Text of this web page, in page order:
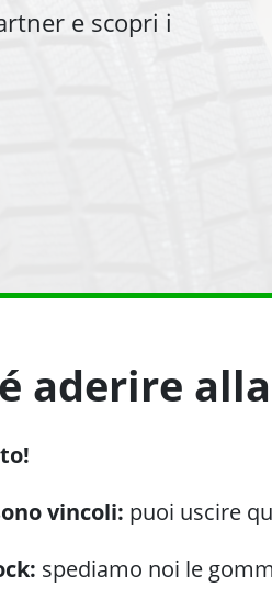
e scopri i
aderire
vincoli: puoi uscire
spediamo noi le